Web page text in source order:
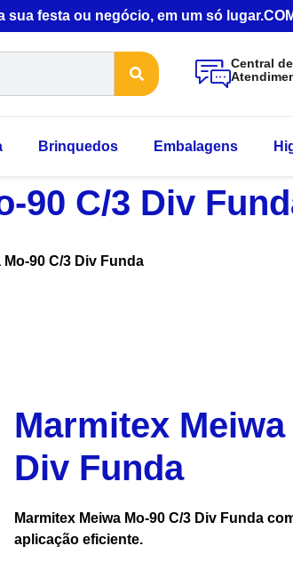
sua festa ou negócio, em um só
Central de
Brinquedos Embalagens
90 C/3 Div
Mo-90 C/3 Div Funda
Marmitex Meiwa
Div Funda
Marmitex Meiwa Mo-90 C/3 Div Funda
aplicação eficiente.